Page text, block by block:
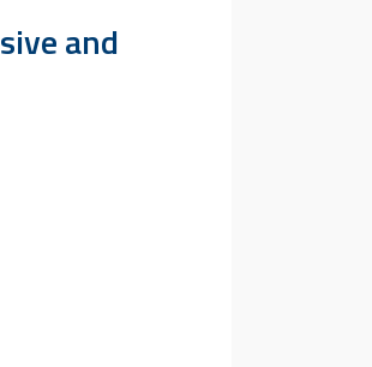
and